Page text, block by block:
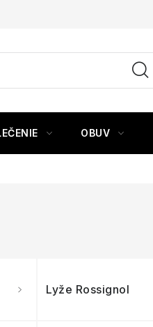
OBUV
Lyže Rossignol